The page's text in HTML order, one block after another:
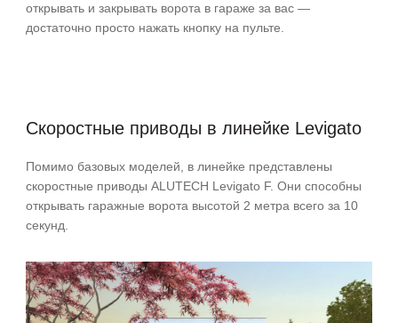
открывать и закрывать ворота в гараже за вас —
достаточно просто нажать кнопку на пульте.
Скоростные приводы в линейке Levigato
Помимо базовых моделей, в линейке представлены
скоростные приводы ALUTECH Levigato F. Они способны
открывать гаражные ворота высотой 2 метра всего за 10
секунд.